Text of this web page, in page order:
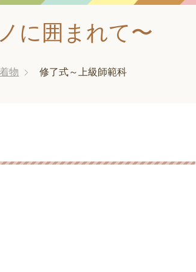
に囲まれて〜
物 修了式～上級師範科